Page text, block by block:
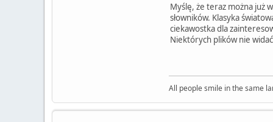
Myślę, że teraz można już
słowników. Klasyka
ciekawostka dla
Niektórych plików nie
All people smile in the same